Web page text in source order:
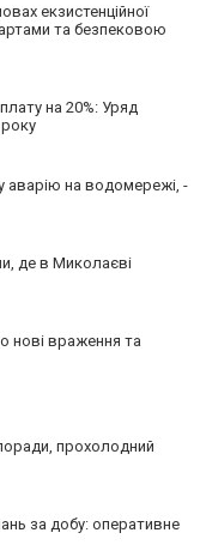
екзистенційної
та безпековою
на 20%: Уряд
аварію на водомережі, -
де в Миколаєві
нові враження та
прохолодний
за добу: оперативне